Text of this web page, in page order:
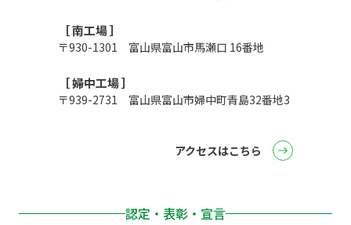
［ 南工場 ］
〒930-1301 富山県富山市馬瀬口 16番地
［ 婦中工場 ］
〒939-2731 富山県富山市婦中町青島32番地3
アクセスはこちら
認定・表彰・宣言